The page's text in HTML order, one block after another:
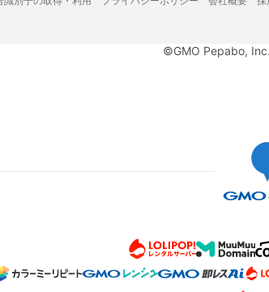
©GMO Pepabo,